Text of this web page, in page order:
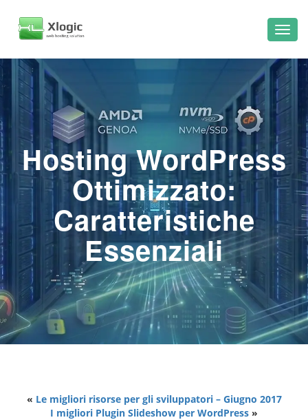
Hosting WordPress
Ottimizzato:
Caratteristiche
Essenziali
« Le migliori risorse per gli sviluppatori – Giugno 2017
I migliori Plugin Slideshow per WordPress »